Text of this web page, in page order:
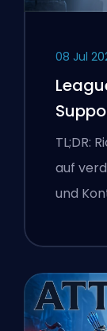
08 Jul
TL;DR:
auf
und